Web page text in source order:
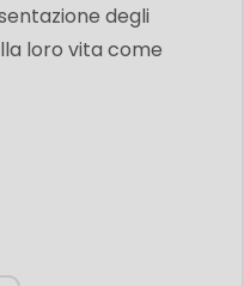
degli
loro vita come